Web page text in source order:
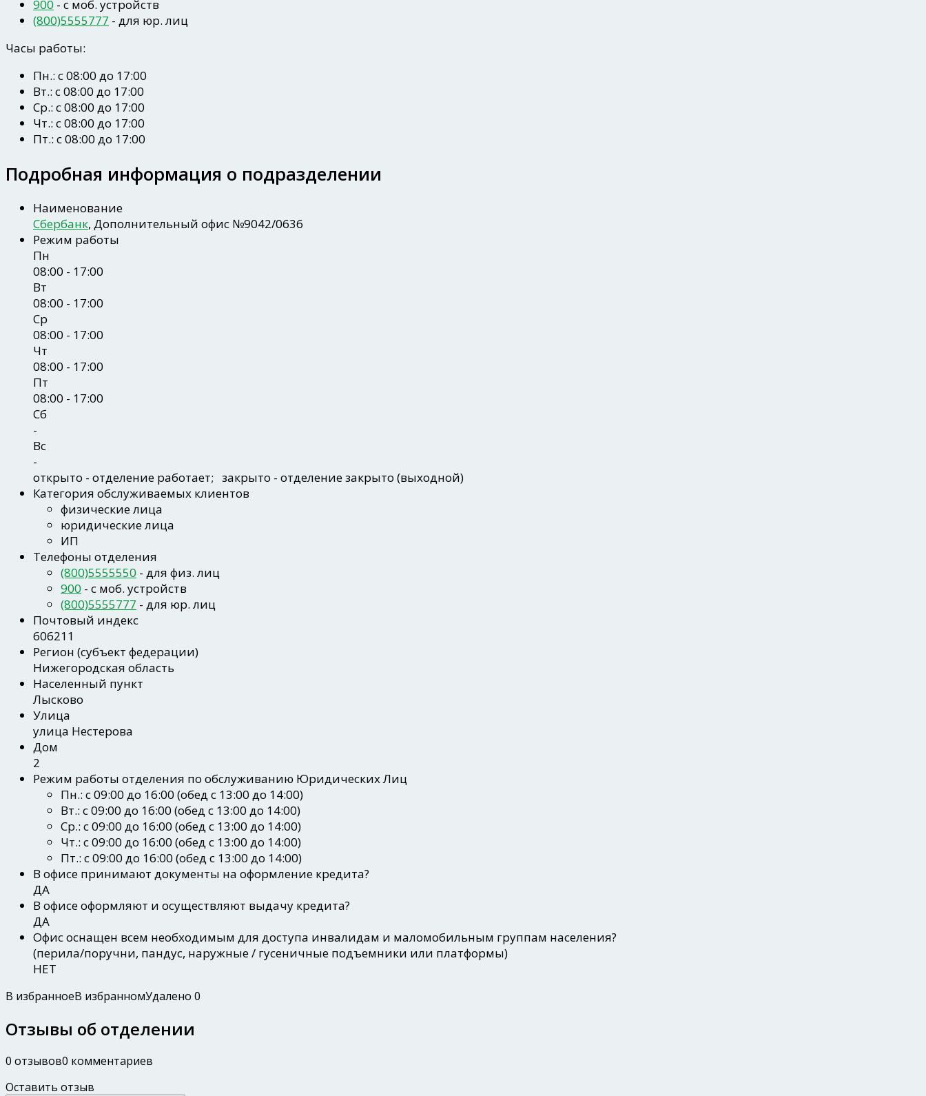
900 - c моб. устройств
(800)5555777 - для юр. лиц
Часы работы:
Пн.: с 08:00 до 17:00
Вт.: с 08:00 до 17:00
Ср.: с 08:00 до 17:00
Чт.: с 08:00 до 17:00
Пт.: с 08:00 до 17:00
Подробная информация о подразделении
Наименование
Сбербанк, Дополнительный офис №9042/0636
Режим работы
Пн
08:00 - 17:00
Вт
08:00 - 17:00
Ср
08:00 - 17:00
Чт
08:00 - 17:00
Пт
08:00 - 17:00
Сб
-
Вс
-
открыто - отделение работает; закрыто - отделение закрыто (выходной)
Категория обслуживаемых клиентов
физические лица
юридические лица
ИП
Телефоны отделения
(800)5555550 - для физ. лиц
900 - c моб. устройств
(800)5555777 - для юр. лиц
Почтовый индекс
606211
Регион (субъект федерации)
Нижегородская область
Населенный пункт
Лысково
Улица
улица Нестерова
Дом
2
Режим работы отделения по обслуживанию Юридических Лиц
Пн.: с 09:00 до 16:00 (обед с 13:00 до 14:00)
Вт.: с 09:00 до 16:00 (обед с 13:00 до 14:00)
Ср.: с 09:00 до 16:00 (обед с 13:00 до 14:00)
Чт.: с 09:00 до 16:00 (обед с 13:00 до 14:00)
Пт.: с 09:00 до 16:00 (обед с 13:00 до 14:00)
В офисе принимают документы на оформление кредита?
ДА
В офисе оформляют и осуществляют выдачу кредита?
ДА
Офис оснащен всем необходимым для доступа инвалидам и маломобильным группам населения?
(перила/поручни, пандус, наружные / гусеничные подъемники или платформы)
НЕТ
В избранноеВ избранномУдалено 0
Отзывы об отделении
0 отзывов0 комментариев
Оставить отзыв